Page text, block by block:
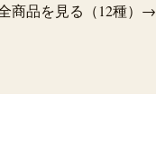
商品を見る（12種）→